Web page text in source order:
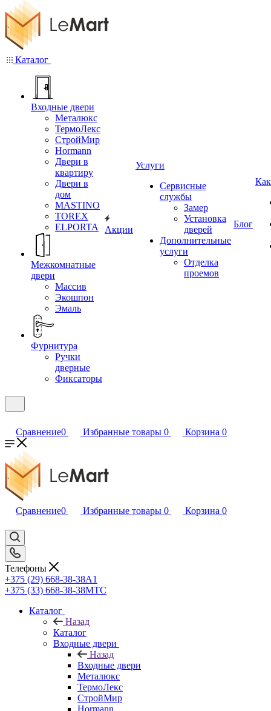
Каталог
Входные двери
Металюкс
ТермоЛекс
СтройМир
Hormann
Двери в
квартиру
Двери в
дом
MASTINO
TOREX
ELPORTA
Межкомнатные
двери
Массив
Экошпон
Эмаль
Фурнитура
Ручки
дверные
Фиксаторы
Акции
Услуги
Сервисные
службы
Замер
Установка
дверей
Дополнительные
услуги
Отделка
проемов
Блог
Сравнение0 Избранные товары 0 Корзина 0
Сравнение0 Избранные товары 0 Корзина 0
Телефоны
+375 (29) 668-38-38A1
+375 (33) 668-38-38МТС
Каталог
Назад
Каталог
Входные двери
Назад
Входные двери
Металюкс
ТермоЛекс
СтройМир
Hormann